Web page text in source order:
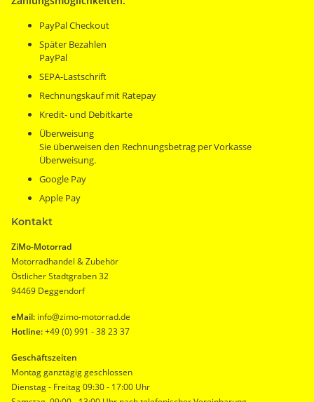
PayPal Checkout
Später Bezahlen
PayPal
SEPA-Lastschrift
Rechnungskauf mit Ratepay
Kredit- und Debitkarte
Überweisung
Sie überweisen den Rechnungsbetrag per Vorkasse
Überweisung.
Google Pay
Apple Pay
Kontakt
ZiMo-Motorrad
Motorradhandel & Zubehör
Östlicher Stadtgraben 32
94469 Deggendorf
eMail: info@zimo-motorrad.de
Hotline:+49 (0) 991 - 38 23 37
Geschäftszeiten
Montag ganztägig geschlossen
Dienstag - Freitag 09:30 - 17:00 Uhr